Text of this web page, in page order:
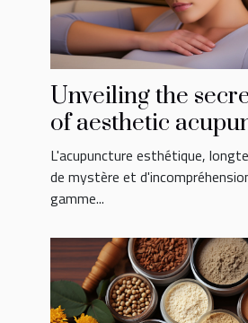
Unveiling the
of aesthetic
L'acupuncture esthétique,
de mystère et
gamme...